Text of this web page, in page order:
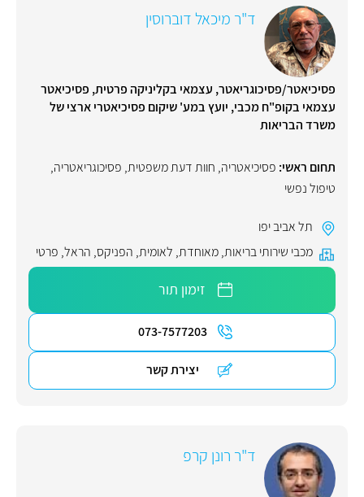
ד"ר מיכאל דוברוסין
פסיכיאטר/פסיכוגריאטר, עצמאי בקליניקה פרטית, פסיכיאטר
עצמאי בקופ"ח מכבי, יועץ במע' שיקום פסיכיאטרי ארצי של
משרד הבריאות
תחום ראשי: פסיכיאטריה, חוות דעת משפטית, פסיכוגריאטריה,
טיפול נפשי
תל אביב יפו
מכבי שירותי בריאות,מאוחדת, לאומית, הפניקס, הראל, פרטי
זימון תור
073-7577203
יצירת קשר
ד"ר רונן קרפ